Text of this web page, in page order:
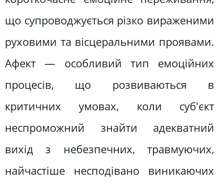
що супроводжується різко вираженими
руховими та вісцеральними проявами.
Афект — особливий тип емоційних
процесів, що розвиваються в
критичних умовах, коли суб'єкт
неспроможний знайти адекватний
вихід з небезпечних, травмуючих,
найчастіше несподівано виникаючих